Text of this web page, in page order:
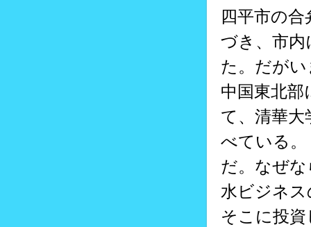
四平市の
づき、市
た。だが
中国東北
て、清華大
べている
だ。なぜ
水ビジネ
そこに投